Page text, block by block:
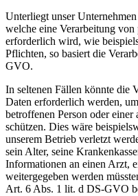
Unterliegt unser
welche eine Verarbeitung von
erforderlich wird, wie
Pflichten, so basiert die
GVO.
In seltenen Fällen könnte die
Daten erforderlich werden,
betroffenen Person oder einer
schützen. Dies wäre
unserem Betrieb verletzt
sein Alter, seine
Informationen an einen Arzt,
weitergegeben werden
Art. 6 Abs. 1 lit. d DS-GVO